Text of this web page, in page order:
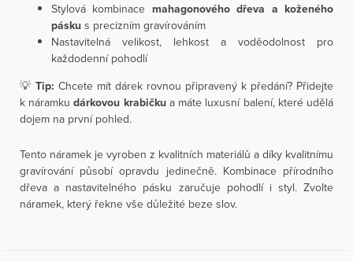
Stylová kombinace mahagonového dřeva a koženého
pásku s precizním gravírováním
Nastavitelná velikost, lehkost a voděodolnost pro
každodenní pohodlí
💡 Tip: Chcete mít dárek rovnou připravený k předání? Přidejte
k náramkudárkovou krabičkua máte luxusní balení, které udělá
dojem na první pohled.
Tento náramek je vyroben z kvalitních materiálů a díky kvalitnímu
gravírování působí opravdu jedinečně. Kombinace přírodního
dřeva a nastavitelného pásku zaručuje pohodlí i styl. Zvolte
náramek, který řekne vše důležité beze slov.